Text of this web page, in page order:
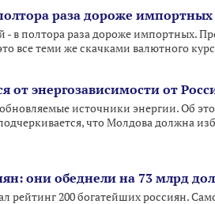
раза дороже импортных
в полтора раза дороже импортных.
все теми же скачками валютного
от энергозависимости от
источники энергии. Об
что Молдова должна
они обеднели на 73 млрд
рейтинг 200 богатейших россиян.